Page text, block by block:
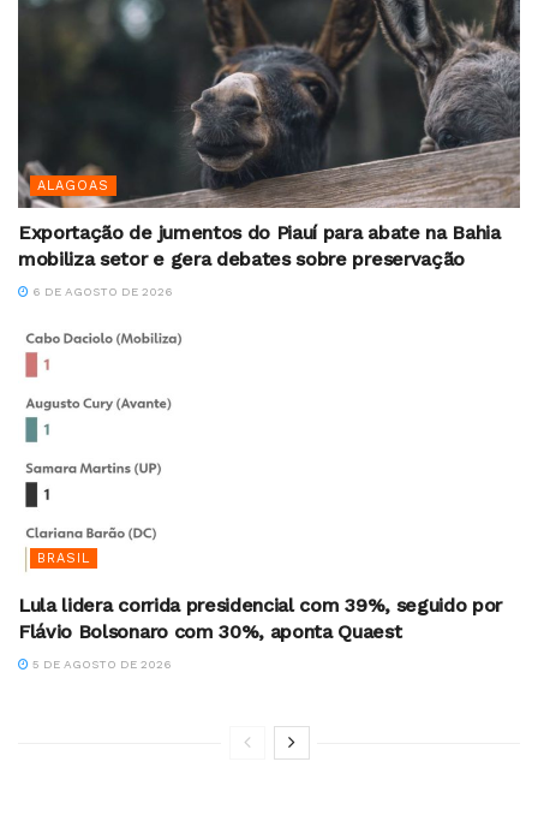
ALAGOAS
Exportação de jumentos do Piauí para abate na Bahia
mobiliza setor e gera debates sobre preservação
6 DE AGOSTO DE 2026
BRASIL
Lula lidera corrida presidencial com 39%, seguido por
Flávio Bolsonaro com 30%, aponta Quaest
5 DE AGOSTO DE 2026